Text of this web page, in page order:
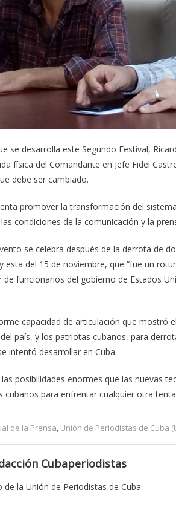
se desarrolla este Segundo Festival,
física del Comandante en Jefe Fidel
debe ser cambiado.
promover la transformación del
condiciones de la comunicación y la
se celebra después de la derrota de
esta del 15 de noviembre, que “fue un
funcionarios del gobierno de Estados
capacidad de articulación que mostró
país, y los patriotas cubanos, para
intentó desarrollar en Cuba.
posibilidades enormes que las nuevas
para enfrentar cualquier otra
de la Prensa, Unión de Periodistas de Cuba
Cubaperiodistas
de la Unión de Periodistas de Cuba